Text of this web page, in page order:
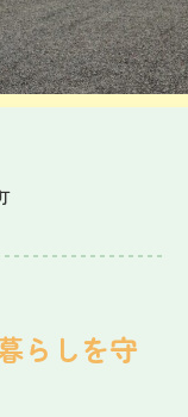
お知らせ
62-6129
土日祝除く)
らしを守